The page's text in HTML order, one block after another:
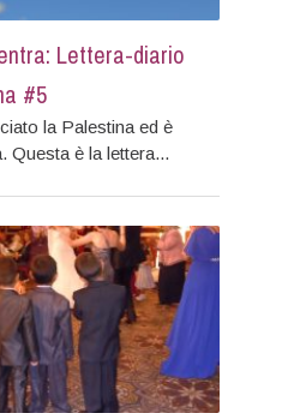
Lettera-diario
#5
la Palestina ed è
Questa è la lettera...